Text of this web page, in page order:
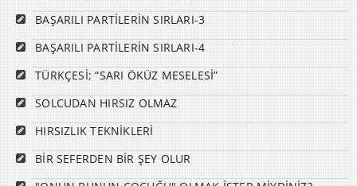
BAŞARILI PARTİLERİN SIRLARI-3
BAŞARILI PARTİLERİN SIRLARI-4
TÜRKÇESİ; “SARI ÖKÜZ MESELESİ”
SOLCUDAN HIRSIZ OLMAZ
HIRSIZLIK TEKNİKLERİ
BİR SEFERDEN BİR ŞEY OLUR